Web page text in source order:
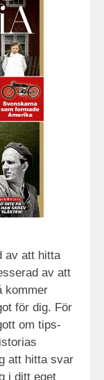
av att hitta
av att
kommer
för dig. För
om tips-
att hitta svar
i ditt eget